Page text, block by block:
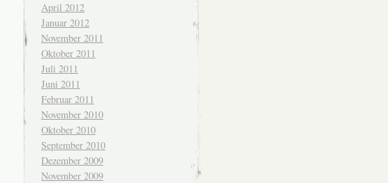
April 2012
Januar 2012
November 2011
Oktober 2011
Juli 2011
Juni 2011
Februar 2011
November 2010
Oktober 2010
September 2010
Dezember 2009
November 2009